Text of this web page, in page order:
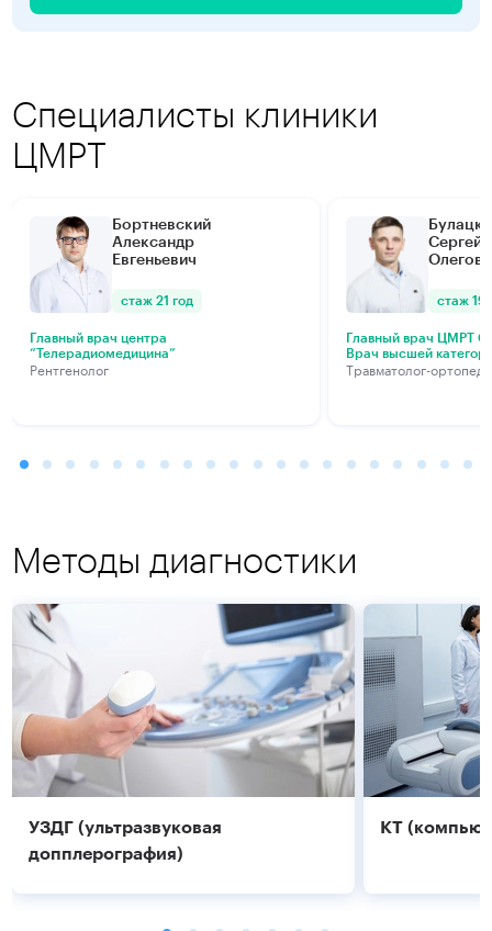
Специалисты клиники
ЦМРТ
Бортневский
Александр
Евгеньевич
стаж 21 год
Главный врач центра
“Телерадиомедицина”
Рентгенолог
Сергей
стаж 19
Главный врач ЦМРТ
Врач высшей
Травматолог-ортопед
Методы диагностики
УЗДГ (ультразвуковая
допплерография)
КТ